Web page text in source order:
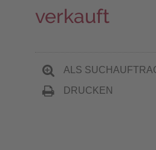
verkauft
ALS
DRUCKEN